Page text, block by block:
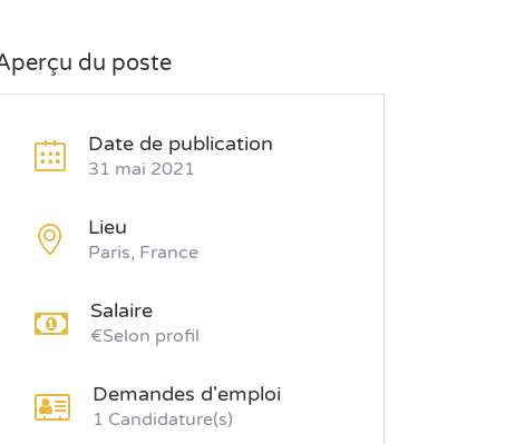
du poste
Date de publication
31 mai 2021
Lieu
Paris, France
Salaire
€Selon profil
Demandes d'emploi
1 Candidature(s)